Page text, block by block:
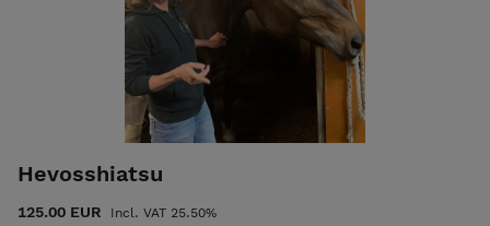
Hevosshiatsu
125.00 EUR Incl. VAT 25.50%